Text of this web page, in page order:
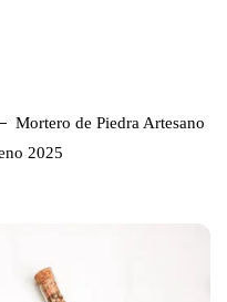
Mortero de Piedra Artesano
2025